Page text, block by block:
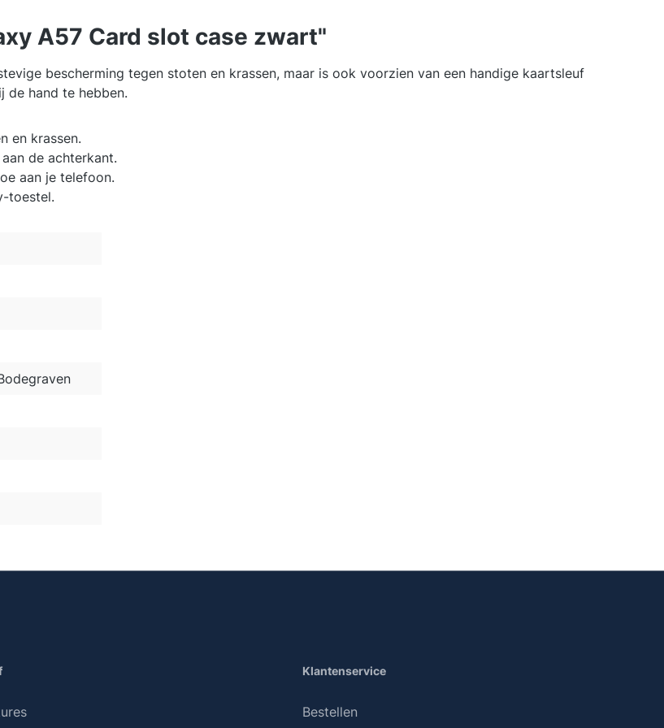
A57 Card slot case zwart"
bescherming tegen stoten en krassen, maar is ook voorzien van een handige kaartsleuf
de hand te hebben.
en krassen.
de achterkant.
aan je telefoon.
toestel.
Klantenservice
Bestellen